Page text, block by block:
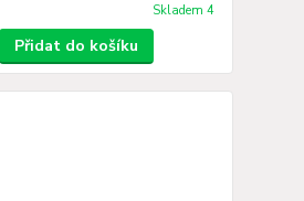
Skladem 4
Přidat do košíku